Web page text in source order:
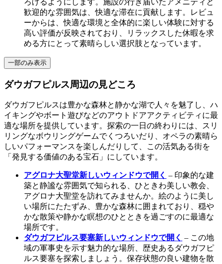
ろげるようにします。施設の行き届いたアメニティと
歓迎的な雰囲気は、快適な滞在に貢献します。レビュ
ーからは、快適な環境と全体的に楽しい体験に対する
高い評価が反映されており、リラックスした休暇を求
める方にとって素晴らしい選択肢となっています。
一部のみ表示
ダウガフピルス周辺の見どころ
ダウガフピルスは豊かな森林と静かな湖で人々を魅了し、ハ
イキングやボート遊びなどのアウトドアアクティビティに最
適な場所を提供しています。探索の一日の終わりには、スリ
リングなボウリングゲームでくつろいだり、オペラの素晴ら
しいパフォーマンスを楽しんだりして、この活気ある街を
「発見する価値のある宝石」にしています。
アグロナ大聖堂新しいウィンドウで開く – 印象的な建
築と静謐な雰囲気で知られる、ひときわ美しい教会、
アグロナ大聖堂を訪れてみませんか。絵のように美し
い場所にたたずみ、豊かな森林に囲まれており、穏や
かな散策や静かな瞑想のひとときを過ごすのに最適な
場所です。
ダウガフピルス要塞新しいウィンドウで開く – この地
域の軍事史を示す魅力的な場所、歴史あるダウガフピ
ルス要塞を探索しましょう。保存状態の良い建物を散